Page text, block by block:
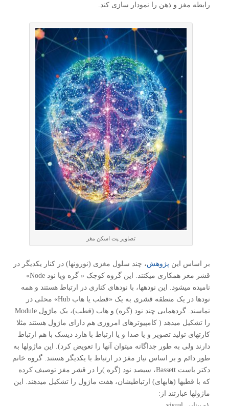
رابطه مغز و ذهن را نمودار سازی کند.
تصاویر پت اسکن مغز
بر اساس این پژوهش، چند سلول مغزی (نورونها) در کنار یکدیگر در
قشر مغز همکاری میکنند. این گروه کوچک « گره ویا نود Node»
نامیده میشود. این نودهها، با نودهای کناری در ارتباط هستند و همه
نودها در یک منطقه قشری به یک «قطب یا هاب Hub» محلی در
تماسند. گردهمایی چند نود (گره) و هاب (قطب)، یک ماژول Module
را تشکیل میدهد ( کامپیوترهای امروزی هم دارای ماژول هستند مثلا
کارتهای تولید تصویر و یا صدا و یا ارتباط با هارد دیسک با هم ارتباط
دارند ولی به طور جداگانه میتوان آنها را تعویض کرد). این ماژولها به
طور دائم و بر اساس نیاز مغز در ارتباط با یکدیگر هستند. گروه خانم
دکتر باست Bassett، سیصد نود (گره )را در قشر مغز توصیف کرده
که با قطبها (هابهای) ارتباطیشان، هفت ماژول را تشکیل میدهند. این
ماژولها عبارتند از: